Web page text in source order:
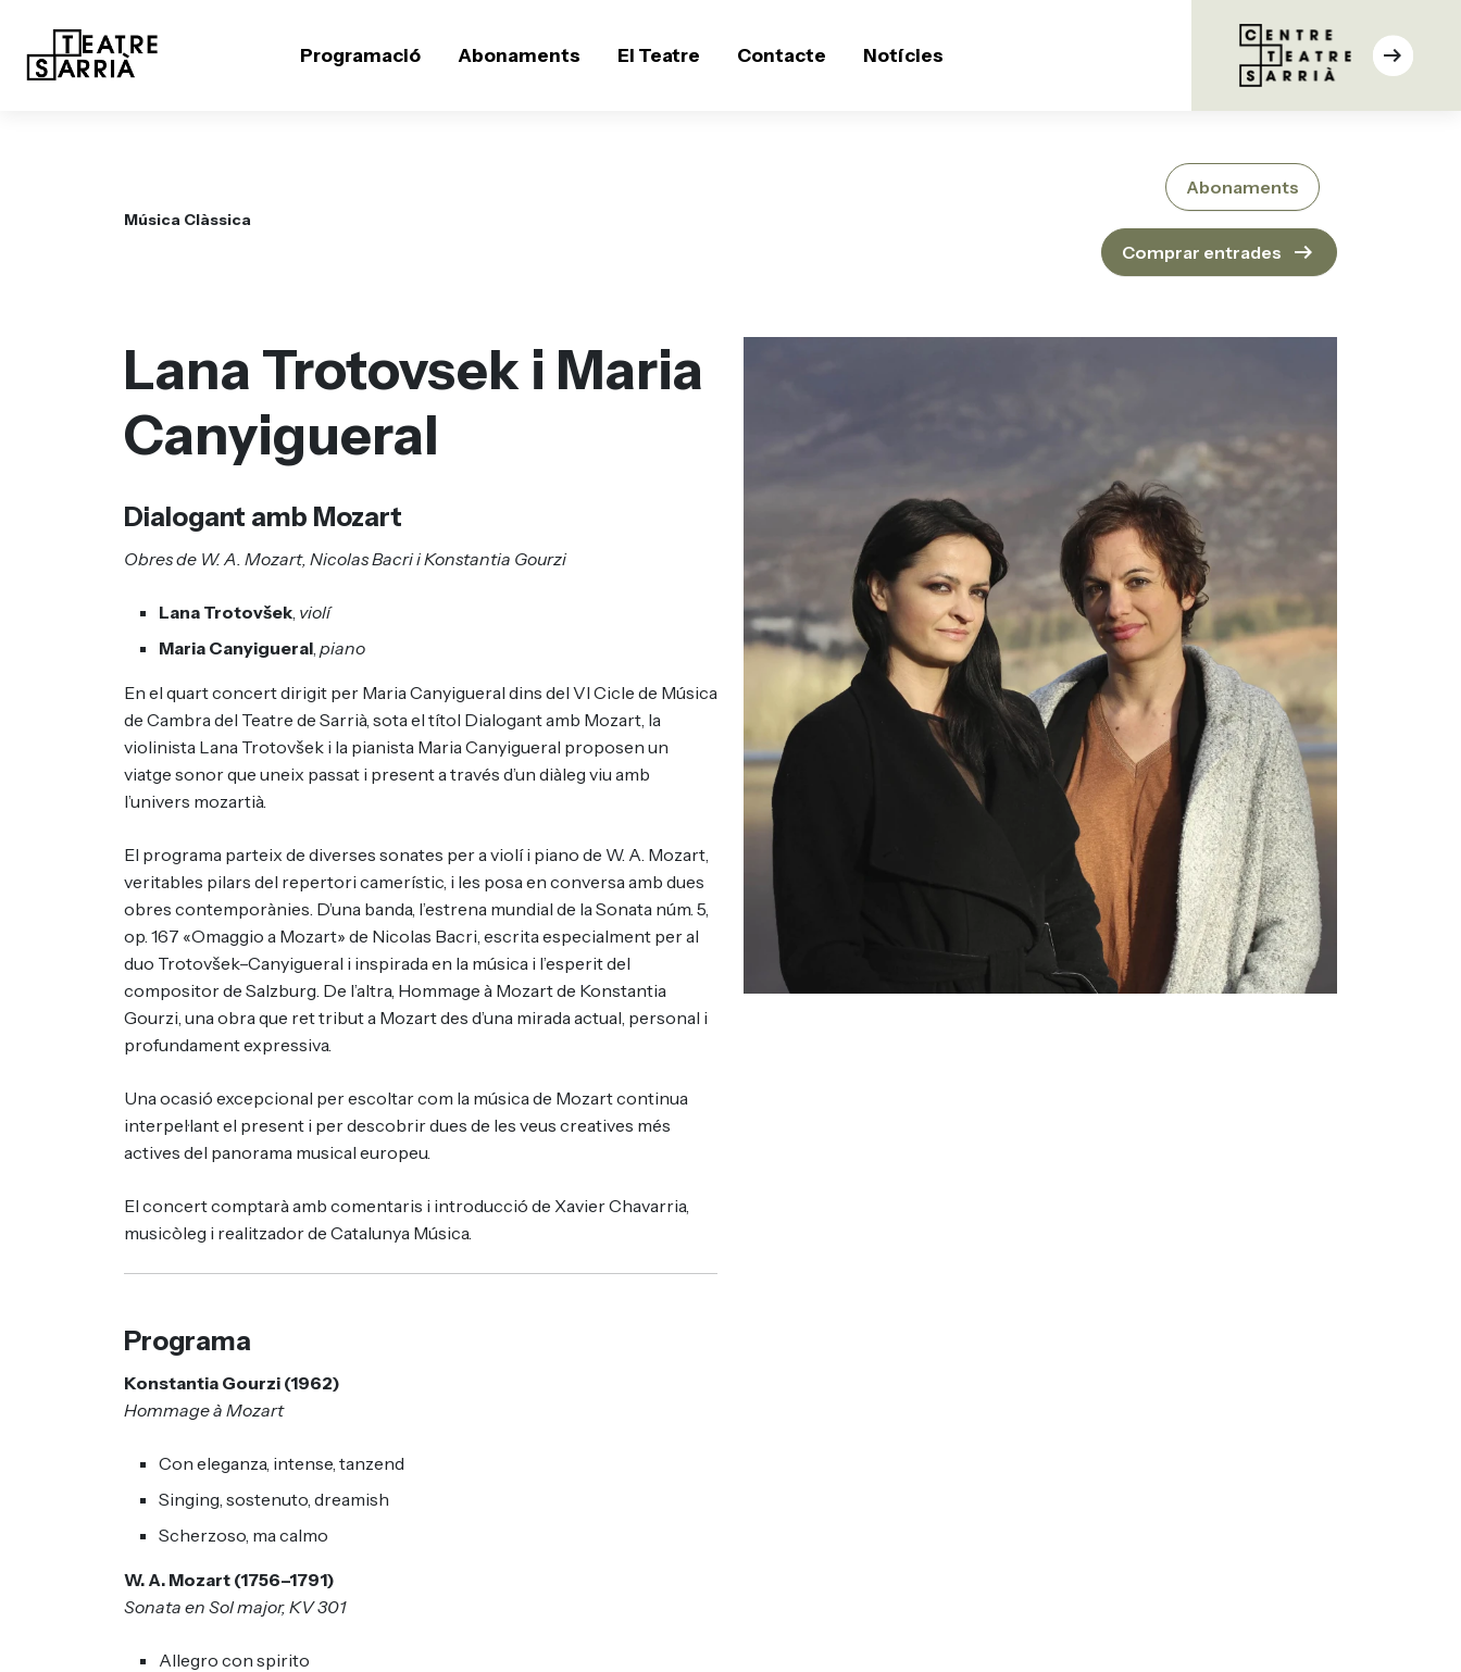
Programació Abonaments El Teatre Contacte Notícies arrow_right_alt
Música Clàssica
Abonaments
Comprar entrades arrow_right_alt
Lana Trotovsek i Maria
Canyigueral
Dialogant amb Mozart
Obres de W. A. Mozart, Nicolas Bacri i Konstantia Gourzi
Lana Trotovšek, violí
Maria Canyigueral, piano
En el quart concert dirigit per Maria Canyigueral dins del VI Cicle de Música
de Cambra del Teatre de Sarrià, sota el títol Dialogant amb Mozart, la
violinista Lana Trotovšek i la pianista Maria Canyigueral proposen un
viatge sonor que uneix passat i present a través d’un diàleg viu amb
l’univers mozartià.
El programa parteix de diverses sonates per a violí i piano de W. A. Mozart,
veritables pilars del repertori camerístic, i les posa en conversa amb dues
obres contemporànies. D’una banda, l’estrena mundial de la Sonata núm. 5,
op. 167 «Omaggio a Mozart» de Nicolas Bacri, escrita especialment per al
duo Trotovšek–Canyigueral i inspirada en la música i l’esperit del
compositor de Salzburg. De l’altra, Hommage à Mozart de Konstantia
Gourzi, una obra que ret tribut a Mozart des d’una mirada actual, personal i
profundament expressiva.
Una ocasió excepcional per escoltar com la música de Mozart continua
interpel·lant el present i per descobrir dues de les veus creatives més
actives del panorama musical europeu.
El concert comptarà amb comentaris i introducció de Xavier Chavarria,
musicòleg i realitzador de Catalunya Música.
Programa
Konstantia Gourzi (1962)
Hommage à Mozart
Con eleganza, intense, tanzend
Singing, sostenuto, dreamish
Scherzoso, ma calmo
W. A. Mozart (1756–1791)
Sonata en Sol major, KV 301
Allegro con spirito